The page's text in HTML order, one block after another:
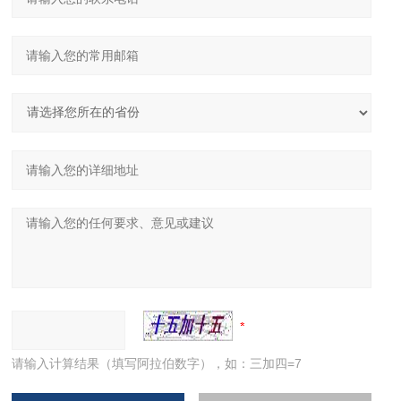
请输入计算结果（填写阿拉伯数字），如：三加四=7